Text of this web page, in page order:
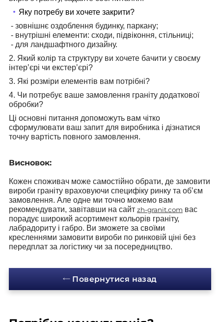
Яку потребу ви хочете закрити?
- зовнішнє оздоблення будинку, паркану;
- внутрішні елементи: сходи, підвіконня, стільниці;
- для ландшафтного дизайну.
2. Який колір та структуру ви хочете бачити у своєму
інтерʼєрі чи екстерʼєрі?
3. Які розміри елементів вам потрібні?
4. Чи потребує ваше замовлення граніту додаткової
обробки?
Ці основні питання допоможуть вам чітко
сформулювати ваш запит для виробника і дізнатися
точну вартість повного замовлення.
Висновок:
Кожен споживач може самостійно обрати, де замовити
вироби граніту враховуючи специфіку ринку та обʼєм
замовлення. Але одне ми точно можемо вам
рекомендувати, завітавши на сайт zh-granit.com вас
порадує широкий асортимент кольорів граніту,
лабрадориту і габро. Ви зможете за своїми
кресленнями замовити вироби по ринковій ціні без
передплат за логістику чи за посередництво.
Повернутися назад